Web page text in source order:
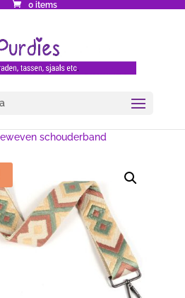
0 items
schouderband